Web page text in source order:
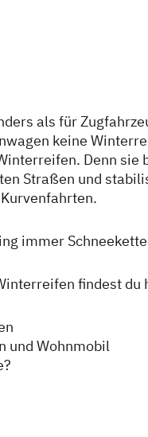
als für
keine
Denn sie
Straßen und
immer
findest du
und Wohnmobil